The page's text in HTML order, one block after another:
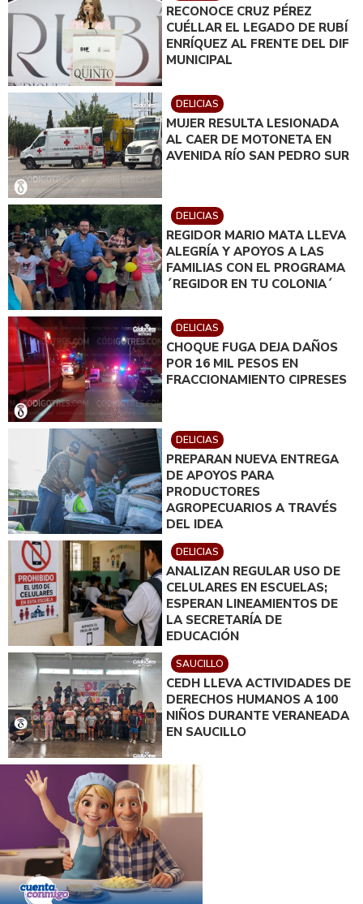
RECONOCE CRUZ PÉREZ
CUÉLLAR EL LEGADO DE RUBÍ
ENRÍQUEZ AL FRENTE DEL DIF
MUNICIPAL
DELICIAS
MUJER RESULTA LESIONADA
AL CAER DE MOTONETA EN
AVENIDA RÍO SAN PEDRO SUR
DELICIAS
REGIDOR MARIO MATA LLEVA
ALEGRÍA Y APOYOS A LAS
FAMILIAS CON EL PROGRAMA
´REGIDOR EN TU COLONIA´
DELICIAS
CHOQUE FUGA DEJA DAÑOS
POR 16 MIL PESOS EN
FRACCIONAMIENTO CIPRESES
DELICIAS
PREPARAN NUEVA ENTREGA
DE APOYOS PARA
PRODUCTORES
AGROPECUARIOS A TRAVÉS
DEL IDEA
DELICIAS
ANALIZAN REGULAR USO DE
CELULARES EN ESCUELAS;
ESPERAN LINEAMIENTOS DE
LA SECRETARÍA DE
EDUCACIÓN
SAUCILLO
CEDH LLEVA ACTIVIDADES DE
DERECHOS HUMANOS A 100
NIÑOS DURANTE VERANEADA
EN SAUCILLO